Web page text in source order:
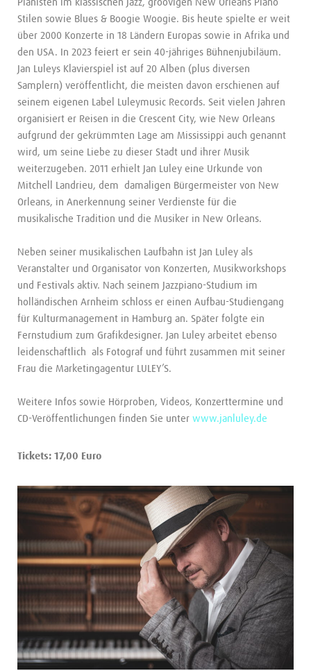
Pianisten im klassischen Jazz, groovigen New Orleans Piano
Stilen sowie Blues & Boogie Woogie. Bis heute spielte er weit
über 2000 Konzerte in 18 Ländern Europas sowie in Afrika und
den USA. In 2023 feiert er sein 40-jähriges Bühnenjubiläum.
Jan Luleys Klavierspiel ist auf 20 Alben (plus diversen
Samplern) veröffentlicht, die meisten davon erschienen auf
seinem eigenen Label Luleymusic Records. Seit vielen Jahren
organisiert er Reisen in die Crescent City, wie New Orleans
aufgrund der gekrümmten Lage am Mississippi auch genannt
wird, um seine Liebe zu dieser Stadt und ihrer Musik
weiterzugeben. 2011 erhielt Jan Luley eine Urkunde von
Mitchell Landrieu, dem damaligen Bürgermeister von New
Orleans, in Anerkennung seiner Verdienste für die
musikalische Tradition und die Musiker in New Orleans.
Neben seiner musikalischen Laufbahn ist Jan Luley als
Veranstalter und Organisator von Konzerten, Musikworkshops
und Festivals aktiv. Nach seinem Jazzpiano-Studium im
holländischen Arnheim schloss er einen Aufbau-Studiengang
für Kulturmanagement in Hamburg an. Später folgte ein
Fernstudium zum Grafikdesigner. Jan Luley arbeitet ebenso
leidenschaftlich als Fotograf und führt zusammen mit seiner
Frau die Marketingagentur LULEY’S.
Weitere Infos sowie Hörproben, Videos, Konzerttermine und
CD-Veröffentlichungen finden Sie unter www.janluley.de
Tickets: 17,00 Euro